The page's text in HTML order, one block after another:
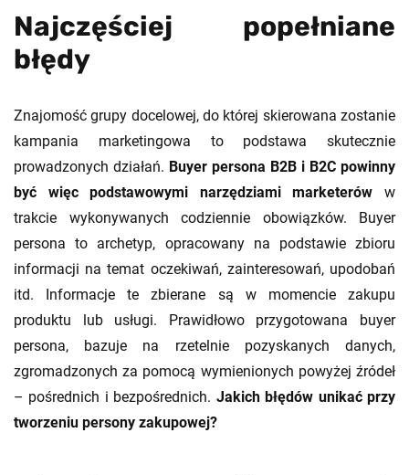
Najczęściej popełniane
błędy
Znajomość grupy docelowej, do której skierowana zostanie
kampania marketingowa to podstawa skutecznie
prowadzonych działań. Buyer persona B2B i B2C powinny
być więc podstawowymi narzędziami marketerów w
trakcie wykonywanych codziennie obowiązków. Buyer
persona to archetyp, opracowany na podstawie zbioru
informacji na temat oczekiwań, zainteresowań, upodobań
itd. Informacje te zbierane są w momencie zakupu
produktu lub usługi. Prawidłowo przygotowana buyer
persona, bazuje na rzetelnie pozyskanych danych,
zgromadzonych za pomocą wymienionych powyżej źródeł
– pośrednich i bezpośrednich. Jakich błędów unikać przy
tworzeniu persony zakupowej?